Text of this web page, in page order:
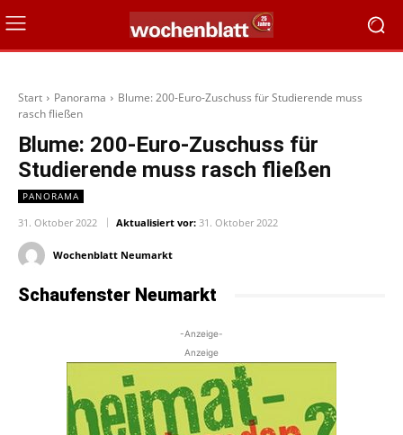
Start Panorama
Blume: 200-Euro-Zuschuss für Studierende muss
rasch fließen
Blume: 200-Euro-Zuschuss für
Studierende muss rasch fließen
PANORAMA
31. Oktober 2022 Aktualisiert vor: 31. Oktober 2022
Wochenblatt Neumarkt
Schaufenster Neumarkt
-Anzeige-
Anzeige